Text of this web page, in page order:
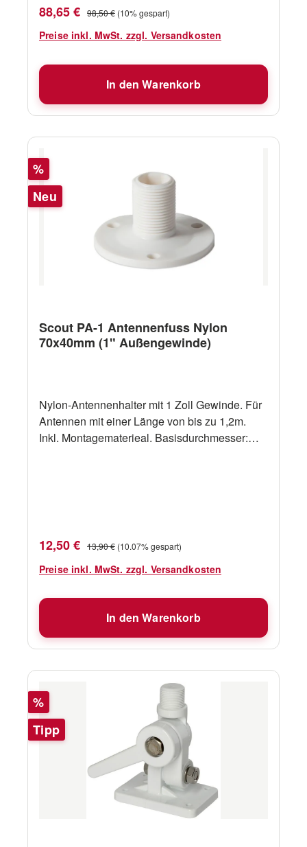
Verkaufspreis:
88,65 € Regulärer Preis:
98,50 € (10% gespart)
Preise inkl. MwSt. zzgl. Versandkosten
In den Warenkorb
Rabatt
%
Neu
Scout PA-1 Antennenfuss Nylon
70x40mm (1" Außengewinde)
Nylon-Antennenhalter mit 1 Zoll Gewinde. Für
Antennen mit einer Länge von bis zu 1,2m.
Inkl. Montagematerieal. Basisdurchmesser:
Verkaufspreis:
12,50 € Regulärer Preis:
13,90 € (10.07% gespart)
Preise inkl. MwSt. zzgl. Versandkosten
In den Warenkorb
Rabatt
%
Tipp